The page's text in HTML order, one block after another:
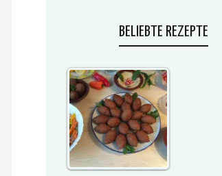
BELIEBTE REZEPTE